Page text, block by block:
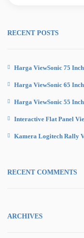
RECENT POSTS
Harga ViewSonic 75
Harga ViewSonic 65
Harga ViewSonic 55
Interactive Flat Panel
Kamera Logitech Rally
RECENT COMMENTS
ARCHIVES